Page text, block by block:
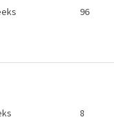
96
8